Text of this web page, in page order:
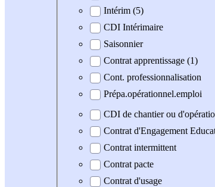
Intérim (5)
CDI Intérimaire
Saisonnier
Contrat apprentissage (1)
Cont. professionnalisation
Prépa.opérationnel.emploi
CDI de chantier ou
Contrat d'Engagement
Contrat intermittent
Contrat pacte
Contrat d'usage